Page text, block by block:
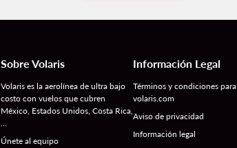
Sobre Volaris
Volaris es la aerolínea de ultra bajo
costo con vuelos que cubren
México, Estados Unidos, Costa Rica,
…
Únete al equipo
Información Legal
Términos y condiciones para
volaris.com
Aviso de privacidad
Información legal